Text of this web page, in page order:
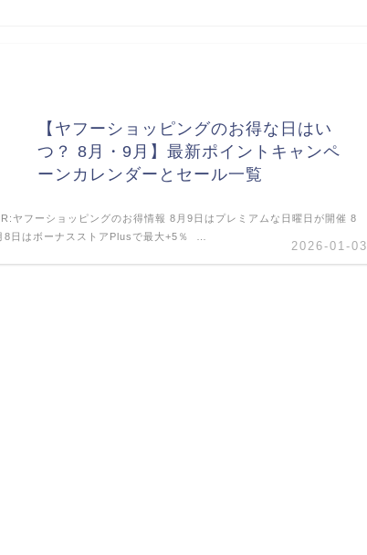
【ヤフーショッピングのお得な日はい
つ？ 8月・9月】最新ポイントキャンペ
ーンカレンダーとセール一覧
2026-01-03
ヤフーショッピングのお得情報 8月9日はプレミアムな日曜日が開催 8
8日はボーナスストアPlusで最大+5％ …